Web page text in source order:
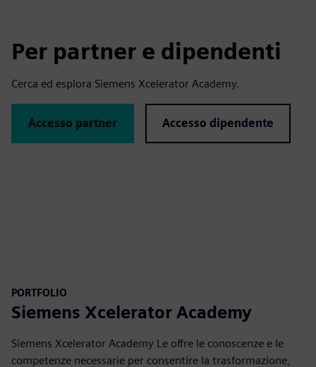
Per partner e dipendenti
Cerca ed esplora Siemens Xcelerator Academy.
Accesso partner Accesso dipendente
PORTFOLIO
Siemens Xcelerator Academy
Siemens Xcelerator Academy Le offre le conoscenze e le
competenze necessarie per consentire la trasformazione,